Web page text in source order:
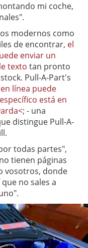
mi coche,
modernos como
de encontrar, el
enviar un
texto tan pronto
Pull-A-Part's
línea puede
está en
; - una
distingue Pull-A-
todas partes",
tienen páginas
vosotros, donde
no sales a